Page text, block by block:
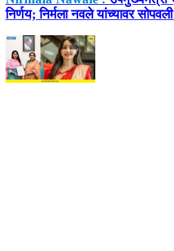
निर्णय; निर्मला नवले यांच्यावर सोपवली